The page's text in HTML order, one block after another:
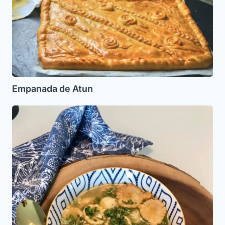
Empanada de Atun
Sopa
de
Orejitas
(KuKlas)